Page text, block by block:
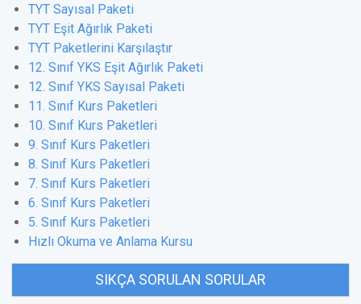
TYT Sayısal Paketi
TYT Eşit Ağırlık Paketi
TYT Paketlerini Karşılaştır
12. Sınıf YKS Eşit Ağırlık Paketi
12. Sınıf YKS Sayısal Paketi
11. Sınıf Kurs Paketleri
10. Sınıf Kurs Paketleri
9. Sınıf Kurs Paketleri
8. Sınıf Kurs Paketleri
7. Sınıf Kurs Paketleri
6. Sınıf Kurs Paketleri
5. Sınıf Kurs Paketleri
Hızlı Okuma ve Anlama Kursu
SIKÇA SORULAN SORULAR